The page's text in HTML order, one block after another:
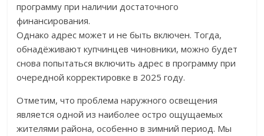
программу при наличии достаточного
финансирования.
Однако адрес может и не быть включен. Тогда,
обнадёживают купчинцев чиновники, можно будет
снова попытаться включить адрес в программу при
очередной корректировке в 2025 году.
Отметим, что проблема наружного освещения
является одной из наиболее остро ощущаемых
жителями района, особенно в зимний период. Мы